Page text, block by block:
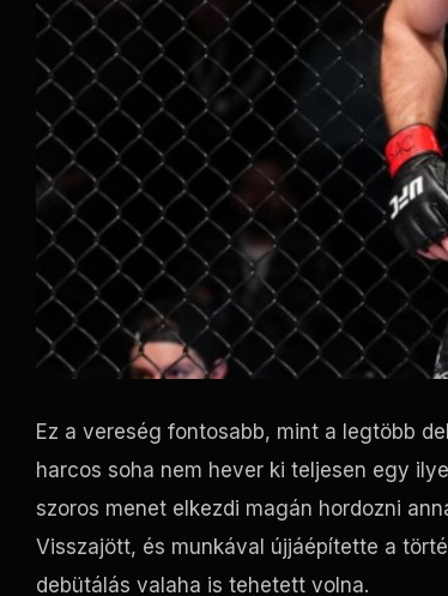
Ez a vereség fontosabb, mint a legtöbb
harcos soha nem hever ki teljesen egy
szoros menet elkezdi magán hordozni
Visszajött, és munkával újjáépítette a
debütálás valaha is tehetett volna.